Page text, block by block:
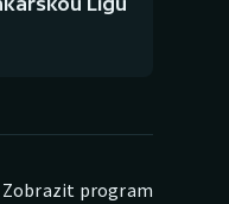
Zobrazit program